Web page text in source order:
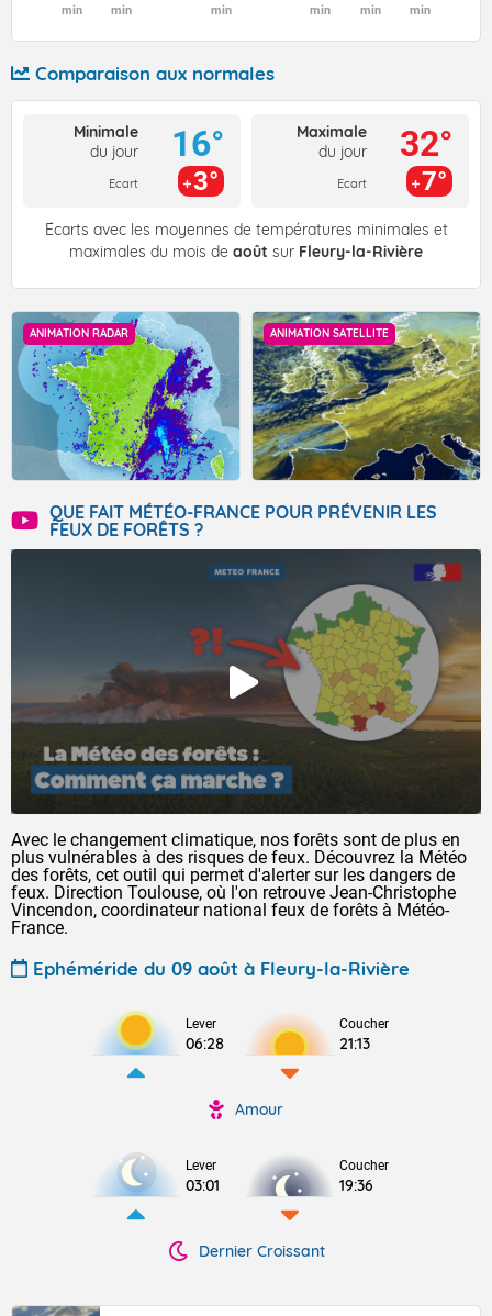
min
min
min
min
min
min
Comparaison aux normales
Minimale
du jour
Ecart
16°
3°
Maximale
du jour
Ecart
32°
7°
Écarts avec les moyennes de températures minimales et
maximales du mois de août sur Fleury-la-Rivière
ANIMATION RADAR ANIMATION SATELLITE
QUE FAIT MÉTÉO-FRANCE POUR PRÉVENIR LES
FEUX DE FORÊTS ?
Avec le changement climatique, nos forêts sont de plus en
plus vulnérables à des risques de feux. Découvrez la Météo
des forêts, cet outil qui permet d'alerter sur les dangers de
feux. Direction Toulouse, où l'on retrouve Jean-Christophe
Vincendon, coordinateur national feux de forêts à Météo-
France.
Ephéméride du 09 août à Fleury-la-Rivière
Lever
06:28
Coucher
21:13
Amour
Lever
03:01
Coucher
19:36
Dernier Croissant